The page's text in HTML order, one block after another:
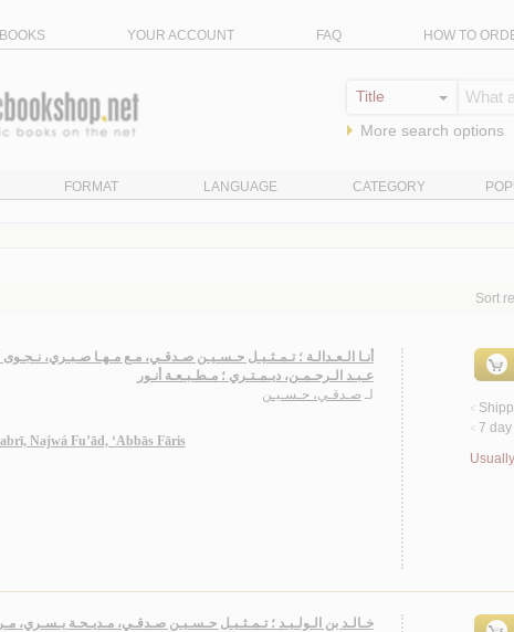
YOUR ACCOUNT FAQ HOW TO
More search options
FORMAT LANGUAGE CATEGORY
Sort
أنـا الـعـدالـة ؛ تـمـثـيـل حـسـيـن صـدقـي، مـع مـهـا صـبـري،
عـبـد الـرحـمـن، ديـمـتـري ؛ مـطـبـعـة أنـور
لـ صـدقـي، حـسـيـن
Najwá Fu’ād, ‘Abbās Fāris
<
< 7
خـالـد بن الـولـيـد ؛ تـمـثـيـل حـسـيـن صـدقـي، مـديـحـة يـسـري،